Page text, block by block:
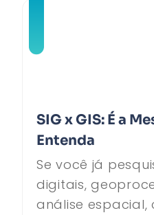
SIG x GIS: É a
Entenda
Se você já
digitais,
análise espacial,